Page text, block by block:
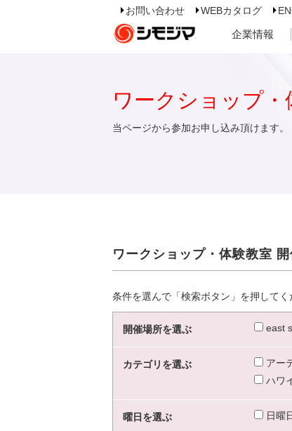
お問い合わせ WEBカタログ
企業情報
ワークショップ・
当ページから参加お申し込み頂けます。
ワークショップ・体験教室
条件を選んで「検索ボタン」を押して
開催場所を選ぶ east
カテゴリを選ぶ アー
ハワ
曜日を選ぶ 日曜